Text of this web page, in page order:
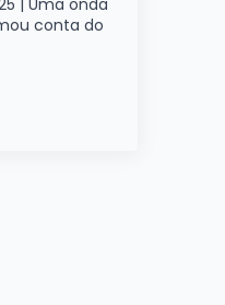
conta do